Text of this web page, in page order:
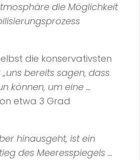
die Möglichkeit
die konservativsten
„uns bereits sagen, dass
können, um eine …
etwa 3 Grad
hinausgeht, ist ein
des Meeresspiegels …